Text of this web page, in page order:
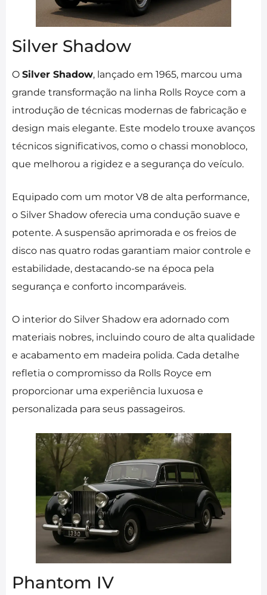
Silver Shadow
O Silver Shadow, lançado em 1965, marcou uma
grande transformação na linha Rolls Royce com a
introdução de técnicas modernas de fabricação e
design mais elegante. Este modelo trouxe avanços
técnicos significativos, como o chassi monobloco,
que melhorou a rigidez e a segurança do veículo.
Equipado com um motor V8 de alta performance,
o Silver Shadow oferecia uma condução suave e
potente. A suspensão aprimorada e os freios de
disco nas quatro rodas garantiam maior controle e
estabilidade, destacando-se na época pela
segurança e conforto incomparáveis.
O interior do Silver Shadow era adornado com
materiais nobres, incluindo couro de alta qualidade
e acabamento em madeira polida. Cada detalhe
refletia o compromisso da Rolls Royce em
proporcionar uma experiência luxuosa e
personalizada para seus passageiros.
Phantom IV